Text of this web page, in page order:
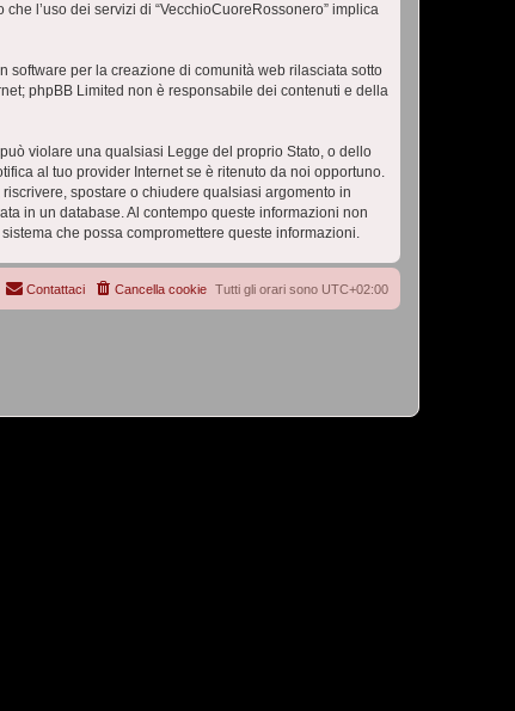
l’uso dei servizi di “VecchioCuoreRossonero” implica
software per la creazione di comunità web rilasciata sotto
phpBB Limited non è responsabile dei contenuti e della
violare una qualsiasi Legge del proprio Stato, o dello
al tuo provider Internet se è ritenuto da noi opportuno.
spostare o chiudere qualsiasi argomento in
in un database. Al contempo queste informazioni non
che possa compromettere queste informazioni.
Tutti gli orari sono UTC+02:00
Cancella cookie
Contattaci